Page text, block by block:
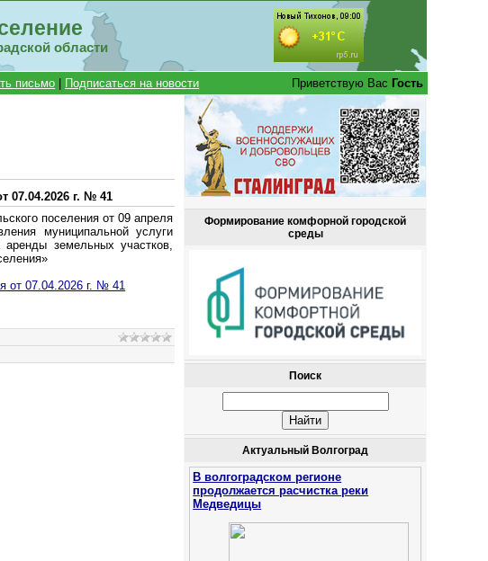
области
письмо Подписаться на новости Приветствую Вас Гость
07.04.2026 г. № 41
поселения от 09 апреля
муниципальной услуги
земельных участков,
от 07.04.2026 г. № 41
Формирование комфорной городской
среды
Поиск
Актуальный Волгоград
В волгоградском регионе
продолжается расчистка реки
Медведицы